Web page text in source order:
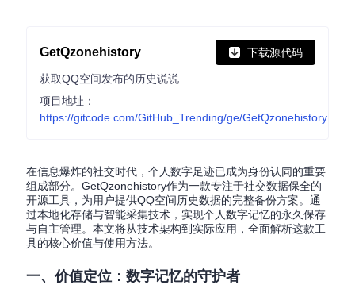
GetQzonehistory 下载源代码
获取QQ空间发布的历史说说
项目地址：
https://gitcode.com/GitHub_Trending/ge/GetQzonehistory
在信息爆炸的社交时代，个人数字足迹已成为身份认同的重要
组成部分。GetQzonehistory作为一款专注于社交数据保全的
开源工具，为用户提供QQ空间历史数据的完整备份方案。通
过本地化存储与智能采集技术，实现个人数字记忆的永久保存
与自主管理。本文将从技术架构到实际应用，全面解析这款工
具的核心价值与使用方法。
一、价值定位：数字记忆的守护者